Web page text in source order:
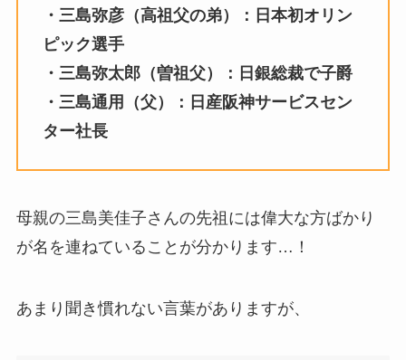
・三島弥彦（高祖父の弟）：日本初オリン
ピック選手
・三島弥太郎（曽祖父）：日銀総裁で子爵
・三島通用（父）：日産阪神サービスセン
ター社長
母親の三島美佳子さんの先祖には偉大な方ばかり
が名を連ねていることが分かります…！
あまり聞き慣れない言葉がありますが、